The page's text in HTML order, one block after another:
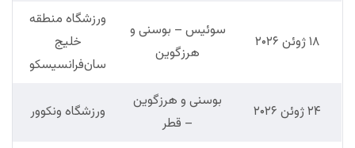
۱۸ ژوئن ۲۰۲۶
سوئیس – بوسنی و
هرزگوین
ورزشگاه منطقه
خلیج
سان‌فرانسیسکو
۲۴ ژوئن ۲۰۲۶
بوسنی و هرزگوین
– قطر
ورزشگاه ونکوور